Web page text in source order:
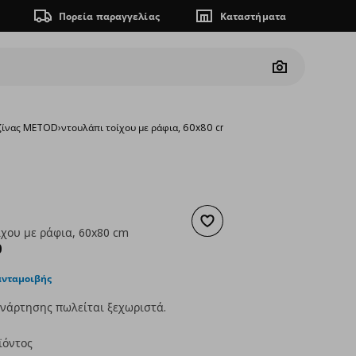
Πορεία παραγγελίας Καταστήματα
Camera
METOD›ντουλάπι τοίχου με ράφια, 60x80 cm
Προσθήκη στα αγαπημένα
με ράφια, 60x80 cm
τιμή
πωλείται ξεχωριστά.